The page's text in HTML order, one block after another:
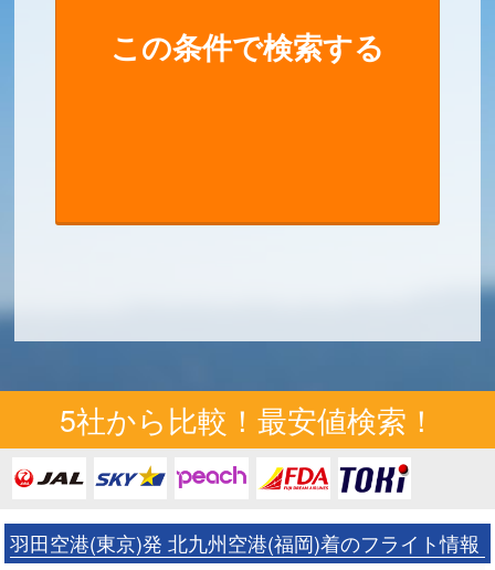
5社から比較！最安値検索！
羽田空港(東京)発 北九州空港(福岡)着のフライト情報